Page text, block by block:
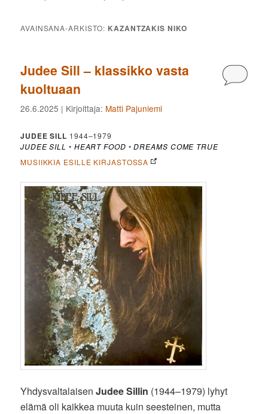
AVAINSANA-ARKISTO: KAZANTZAKIS NIKO
Judee Sill – klassikko vasta
kuoltuaan
26.6.2025 | Kirjoittaja: Matti Pajuniemi
JUDEE SILL 1944–1979
JUDEE SILL • HEART FOOD •DREAMS COME TRUE
MUSIIKKIA ESILLE KIRJASTOSSA
YhdysvaltalaisenJudee Sillin (1944–1979) lyhyt
elämä oli kaikkea muuta kuin seesteinen, mutta